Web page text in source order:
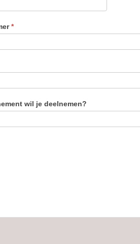
*
wil je deelnemen?